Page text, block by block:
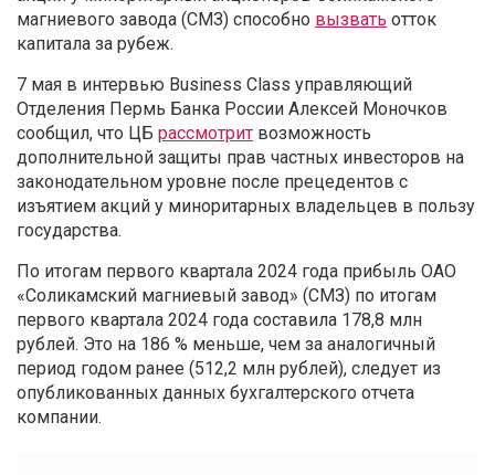
магниевого завода (СМЗ) способно вызвать отток
капитала за рубеж.
7 мая в интервью Business Class управляющий
Отделения Пермь Банка России Алексей Моночков
сообщил, что ЦБ рассмотрит возможность
дополнительной защиты прав частных инвесторов на
законодательном уровне после прецедентов с
изъятием акций у миноритарных владельцев в пользу
государства.
По итогам первого квартала 2024 года прибыль ОАО
«Соликамский магниевый завод» (СМЗ) по итогам
первого квартала 2024 года составила 178,8 млн
рублей. Это на 186 % меньше, чем за аналогичный
период годом ранее (512,2 млн рублей), следует из
опубликованных данных бухгалтерского отчета
компании.